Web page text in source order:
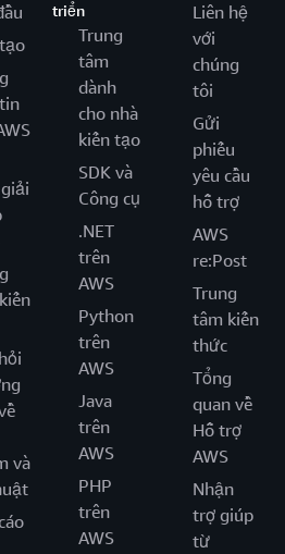
và
triển
Trung
tâm
dành
cho nhà
kiến tạo
SDK và
Công cụ
.NET
trên
AWS
Python
trên
AWS
Java
trên
AWS
PHP
trên
AWS
Liên hệ
với
chúng
tôi
Gửi
phiếu
yêu cầu
hỗ trợ
AWS
re:Post
Trung
tâm kiến
thức
Tổng
quan về
Hỗ trợ
AWS
Nhận
trợ giúp
từ